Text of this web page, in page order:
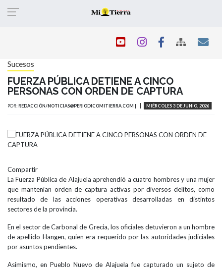
al
Sucesos
FUERZA PÚBLICA DETIENE A CINCO
PERSONAS CON ORDEN DE CAPTURA
POR:REDACCIÓN/NOTICIAS@PERIODICOMITIERRA.COM | MIÉRCOLES 3 DE JUNIO, 2026
Compartir
La Fuerza Pública de Alajuela aprehendió a cuatro hombres y una mujer
que mantenían orden de captura activas por diversos delitos, como
resultado de las acciones operativas desarrolladas en distintos
sectores de la provincia.
En el sector de Carbonal de Grecia, los oficiales detuvieron a un hombre
de apellido Hangen, quien era requerido por las autoridades judiciales
por asuntos pendientes.
Asimismo, en Pueblo Nuevo de Alajuela fue capturado un sujeto de